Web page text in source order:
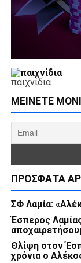
παιχνίδια
ΜΕΊΝΕΤΕ
ΠΡΌΣΦΑΤΑ
ΣΦ Λαμία:
Έσπερος
Θλίψη στον
χρόνια ο